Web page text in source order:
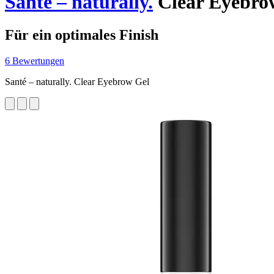
Für ein optimales Finish
6 Bewertungen
Santé – naturally. Clear Eyebrow Gel